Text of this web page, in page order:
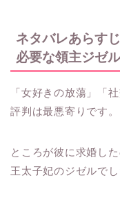
ネタバレあらす
必要な領主ジゼ
「女好きの放蕩」「
評判は最悪寄りです。
ところが彼に求婚し
王太子妃のジゼルでし